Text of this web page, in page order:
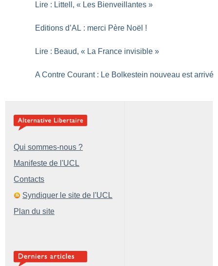
Lire : Littell, « Les Bienveillantes »
Editions d’AL : merci Père Noël !
Lire : Beaud, « La France invisible »
A Contre Courant : Le Bolkestein nouveau est arrivé
Qui sommes-nous ?
Manifeste de l'UCL
Contacts
Syndiquer le site de l'UCL
Plan du site